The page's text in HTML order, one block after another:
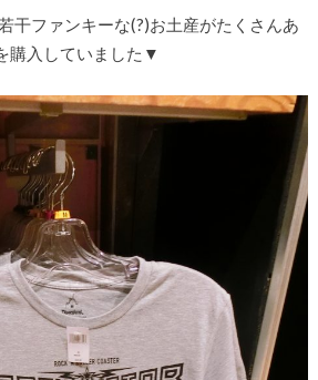
干ファンキーな(?)お土産がたくさんあ
購入していました▼